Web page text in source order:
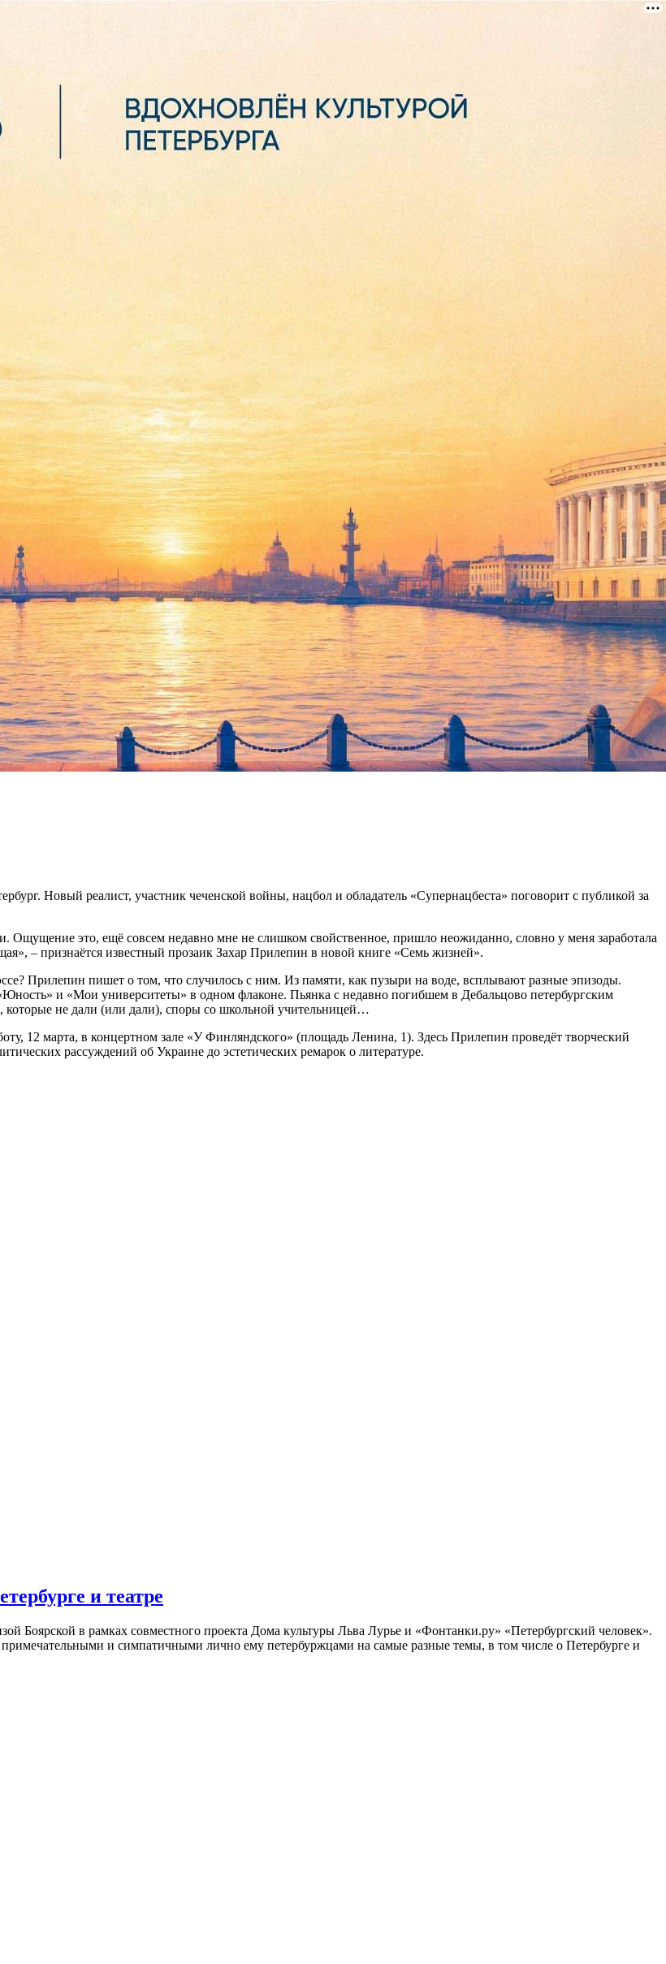
за жизнь
Новый реалист, участник чеченской войны, нацбол и обладатель «Супернацбеста» поговорит с публикой за
Ощущение это, ещё совсем недавно мне не слишком свойственное, пришло неожиданно, словно у меня заработала
– признаётся известный прозаик Захар Прилепин в новой книге «Семь жизней».
Прилепин пишет о том, что случилось с ним. Из памяти, как пузыри на воде, всплывают разные эпизоды.
и «Мои университеты» в одном флаконе. Пьянка с недавно погибшем в Дебальцово петербургским
не дали (или дали), споры со школьной учительницей…
12 марта, в концертном зале «У Финляндского» (площадь Ленина, 1). Здесь Прилепин проведёт творческий
рассуждений об Украине до эстетических ремарок о литературе.
и театре
Боярской в рамках совместного проекта Дома культуры Льва Лурье и «Фонтанки.ру» «Петербургский человек».
и симпатичными лично ему петербуржцами на самые разные темы, в том числе о Петербурге и